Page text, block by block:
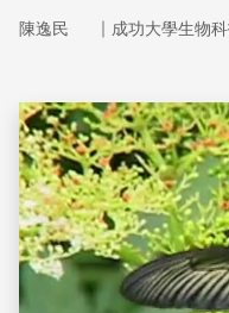
洋生態系中重要的分解
物質。
陳逸民 ｜ 成功大學生物